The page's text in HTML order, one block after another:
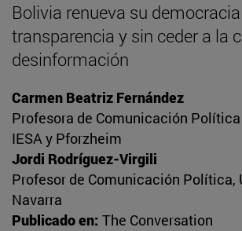
Bolivia renueva su
transparencia y sin ceder a la
desinformación
Carmen Beatriz Fernández
Profesora de Comunicación Política
IESA y Pforzheim
Jordi Rodríguez-Virgili
Profesor de Comunicación Política,
Navarra
Publicado en: The Conversation